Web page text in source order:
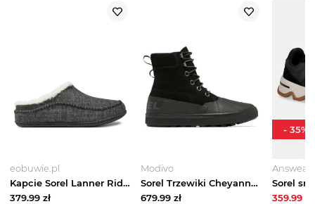
eobuwie.pl
Kapcie Sorel Lanner Ridge 2029181 Szary
379.99 zł
Modivo
Sorel Trzewiki Cheyanne Metro II Boot 2048561010 Czarny
679.99 zł
Answear
359.99zł
- 35%